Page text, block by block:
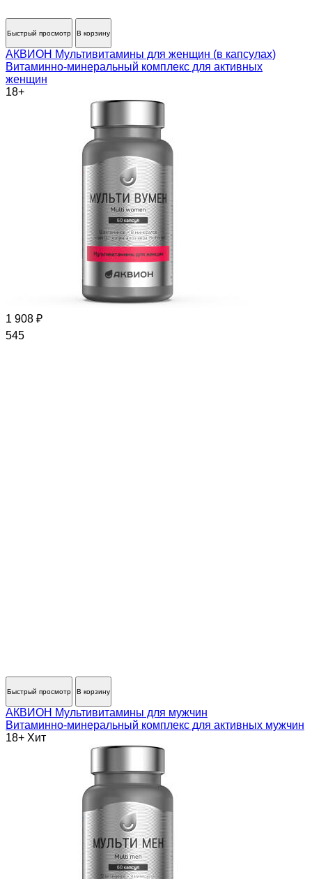
Быстрый просмотр В корзину
АКВИОН Мультивитамины для женщин (в капсулах)
Витаминно-минеральный комплекс для активных
женщин
18+
1 908 ₽
545
Быстрый просмотр В корзину
АКВИОН Мультивитамины для мужчин
Витаминно-минеральный комплекс для активных мужчин
18+ Хит